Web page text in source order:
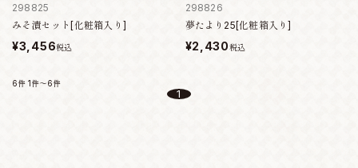
298825
みそ漬セット[化粧箱入り]
¥3,456税込
298826
夢たより25[化粧箱入り]
¥2,430税込
6件 1件～6件
1